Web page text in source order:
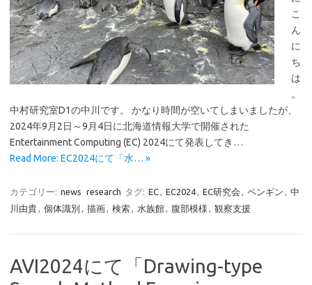
こ
ん
に
ち
は
。
中村研究室D1の中川です。 かなり時間が空いてしまいましたが、
2024年9月2日～9月4日に北海道情報大学で開催された
Entertainment Computing (EC) 2024にて発表してき…
Read More: EC2024にて「水… »
カテゴリー: news research タグ: EC, EC2024, EC研究会 , ペンギン , 中
川由貴, 個体識別 , 描画, 検索, 水族館, 腹部模様 , 観察支援
AVI2024にて「Drawing-type